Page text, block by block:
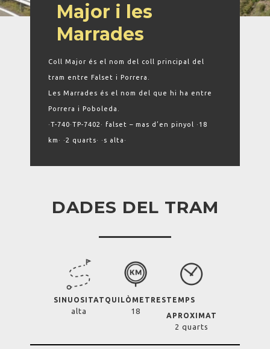
Major i les
Marrades
Coll Major és el nom del coll principal del
tram entre Falset i Porrera.
Les Marrades és el nom del que hi ha entre
Porrera i Poboleda.
·T-740·TP-7402· falset – mas d’en pinyol ·18
km· ·2 quarts· ·s alta·
DADES DEL TRAM
SINUOSITAT
alta
QUILÒMETRES
18
TEMPS
APROXIMAT
2 quarts